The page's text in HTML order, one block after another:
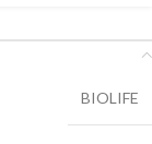
BIOLIFE